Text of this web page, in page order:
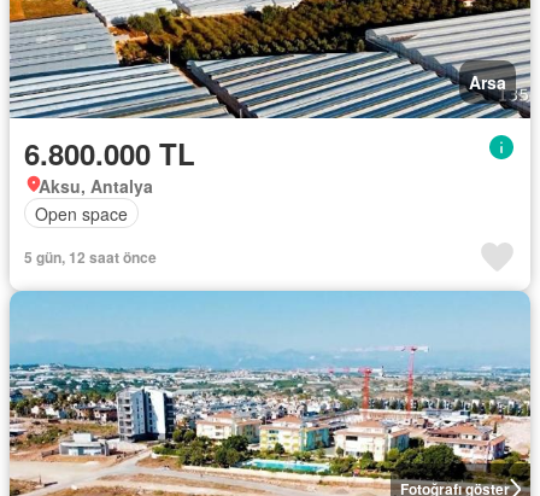
Arsa
6.800.000 TL
Aksu, Antalya
Open space
5 gün, 12 saat önce
Fotoğrafı göster